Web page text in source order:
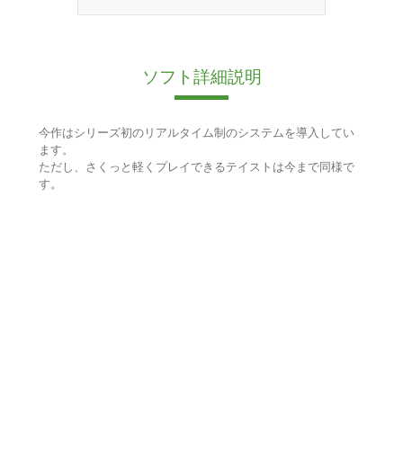
ソフト詳細説明
今作はシリーズ初のリアルタイム制のシステムを導入してい
ます。
ただし、さくっと軽くプレイできるテイストは今まで同様で
す。